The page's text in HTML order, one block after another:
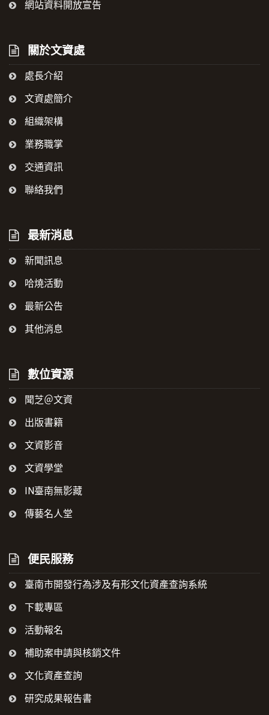
網站資料開放宣告
關於文資處
處長介紹
文資處簡介
組織架構
業務職掌
交通資訊
聯絡我們
最新消息
新聞訊息
哈燒活動
最新公告
其他消息
數位資源
聞芝＠文資
出版書籍
文資影音
文資學堂
IN臺南無影藏
傳藝名人堂
便民服務
臺南市開發行為涉及有形文化資產查詢系統
下載專區
活動報名
補助案申請與核銷文件
文化資產查詢
研究成果報告書